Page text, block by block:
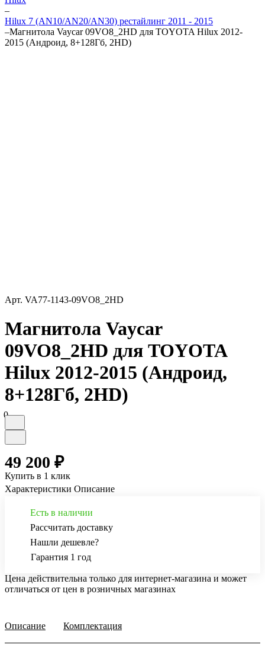
–
Hilux 7 (AN10/AN20/AN30) рестайлинг 2011 - 2015
–Магнитола Vaycar 09VO8_2HD для TOYOTA Hilux 2012-
2015 (Андроид, 8+128Гб, 2HD)
Арт. VA77-1143-09VO8_2HD
Магнитола Vaycar
09VO8_2HD для TOYOTA
Hilux 2012-2015 (Андроид,
8+128Гб, 2HD)
0
49 200 ₽
Купить в 1 клик
Характеристики Описание
Есть в наличии
Рассчитать доставку
Нашли дешевле?
Гарантия 1 год
Цена действительна только для интернет-магазина и может
отличаться от цен в розничных магазинах
Описание Комплектация